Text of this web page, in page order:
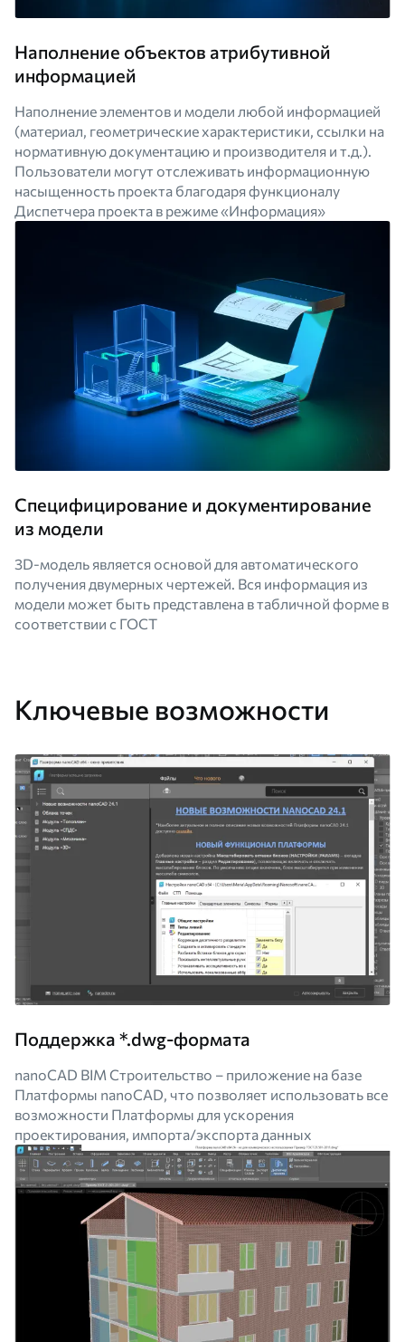
Наполнение объектов атрибутивной
информацией
Наполнение элементов и модели любой информацией
(материал, геометрические характеристики, ссылки на
нормативную документацию и производителя и т.д.).
Пользователи могут отслеживать информационную
насыщенность проекта благодаря функционалу
Диспетчера проекта в режиме «Информация»
Специфицирование и документирование
из модели
3D-модель является основой для автоматического
получения двумерных чертежей. Вся информация из
модели может быть представлена в табличной форме в
соответствии с ГОСТ
Ключевые возможности
Поддержка *.dwg-формата
nanoCAD BIM Строительство – приложение на базе
Платформы nanoCAD, что позволяет использовать все
возможности Платформы для ускорения
проектирования, импорта/экспорта данных